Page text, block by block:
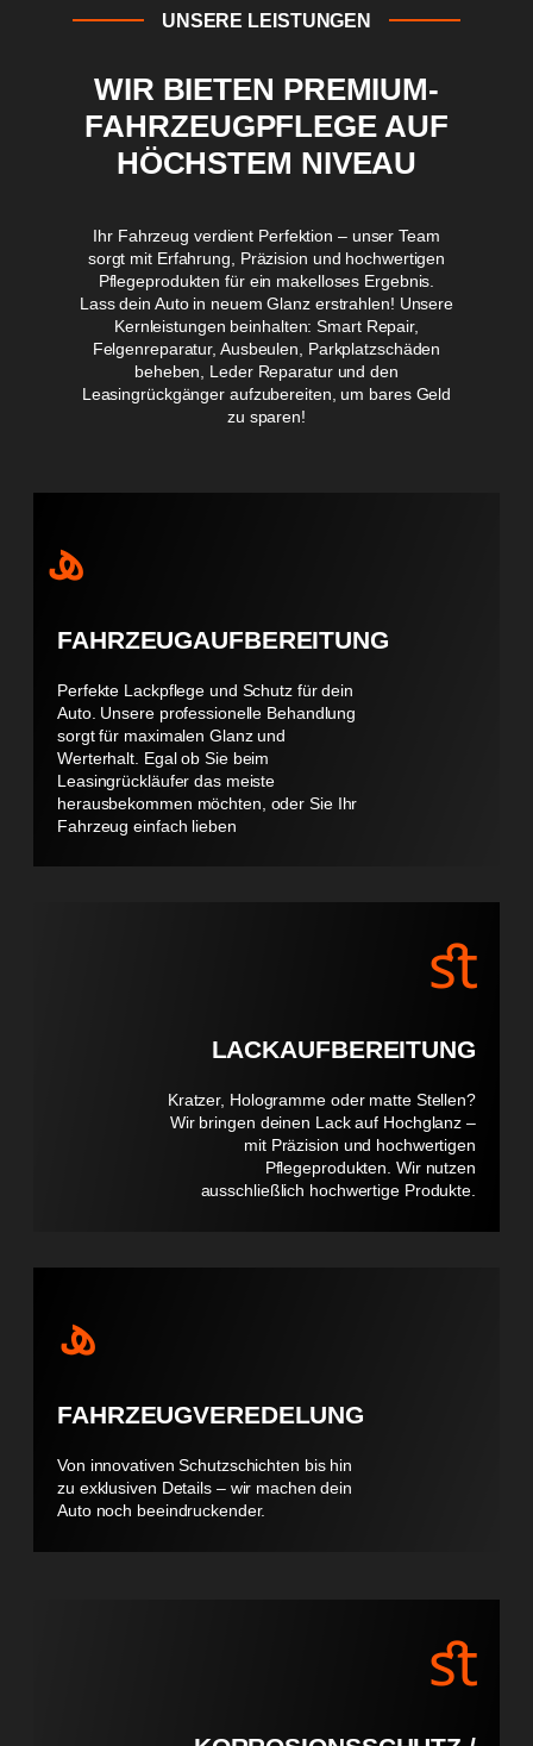
UNSERE LEISTUNGEN
WIR BIETEN PREMIUM-
FAHRZEUGPFLEGE AUF
HÖCHSTEM NIVEAU
Ihr Fahrzeug verdient Perfektion – unser Team
sorgt mit Erfahrung, Präzision und hochwertigen
Pflegeprodukten für ein makelloses Ergebnis.
Lass dein Auto in neuem Glanz erstrahlen! Unsere
Kernleistungen beinhalten: Smart Repair,
Felgenreparatur, Ausbeulen, Parkplatzschäden
beheben, Leder Reparatur und den
Leasingrückgänger aufzubereiten, um bares Geld
zu sparen!
FAHRZEUGAUFBEREITUNG
Perfekte Lackpflege und Schutz für dein
Auto. Unsere professionelle Behandlung
sorgt für maximalen Glanz und
Werterhalt. Egal ob Sie beim
Leasingrückläufer das meiste
herausbekommen möchten, oder Sie Ihr
Fahrzeug einfach lieben
LACKAUFBEREITUNG
Kratzer, Hologramme oder matte Stellen?
Wir bringen deinen Lack auf Hochglanz –
mit Präzision und hochwertigen
Pflegeprodukten. Wir nutzen
ausschließlich hochwertige Produkte.
FAHRZEUGVEREDELUNG
Von innovativen Schutzschichten bis hin
zu exklusiven Details – wir machen dein
Auto noch beeindruckender.